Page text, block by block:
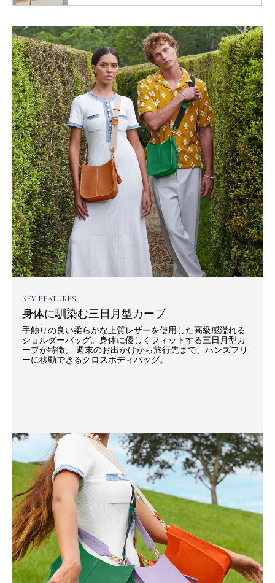
KEY FEATURES
身体に馴染む三日月型カーブ
手触りの良い柔らかな上質レザーを使用した高級感溢れる
ショルダーバッグ。身体に優しくフィットする三日月型カ
ーブが特徴。 週末のお出かけから旅行先まで、ハンズフリ
ーに移動できるクロスボディバッグ。